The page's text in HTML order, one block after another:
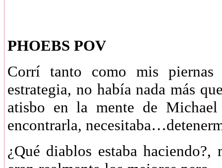
PHOEBS POV
Corrí tanto como mis
estrategia, no había nada más
atisbo en la mente de Michael
encontrarla,
¿Qué diablos estaba